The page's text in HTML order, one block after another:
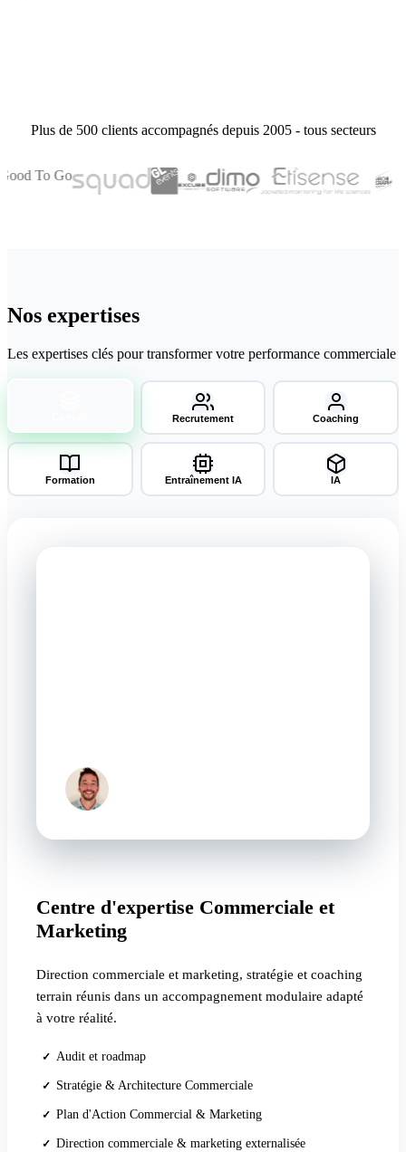
Plus de 500 clients accompagnés depuis 2005 - tous secteurs
Nos expertises
Les expertises clés pour transformer votre performance commerciale
Recrutement Coaching
Formation Entraînement IA IA
Centre d'expertise Commerciale et
Marketing
Direction commerciale et marketing, stratégie et coaching
terrain réunis dans un accompagnement modulaire adapté
à votre réalité.
✓ Audit et roadmap
✓ Stratégie & Architecture Commerciale
✓ Plan d'Action Commercial & Marketing
✓ Direction commerciale & marketing externalisée